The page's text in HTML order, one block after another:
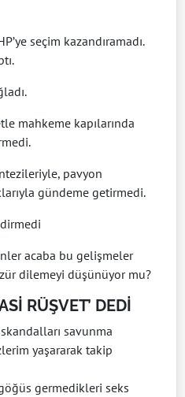
seçim kazandıramadı.
mahkeme kapılarında
pavyon
gündeme getirmedi.
acaba bu gelişmeler
dilemeyi düşünüyor mu?
RÜŞVET’ DEDİ
savunma
yaşararak takip
germedikleri seks